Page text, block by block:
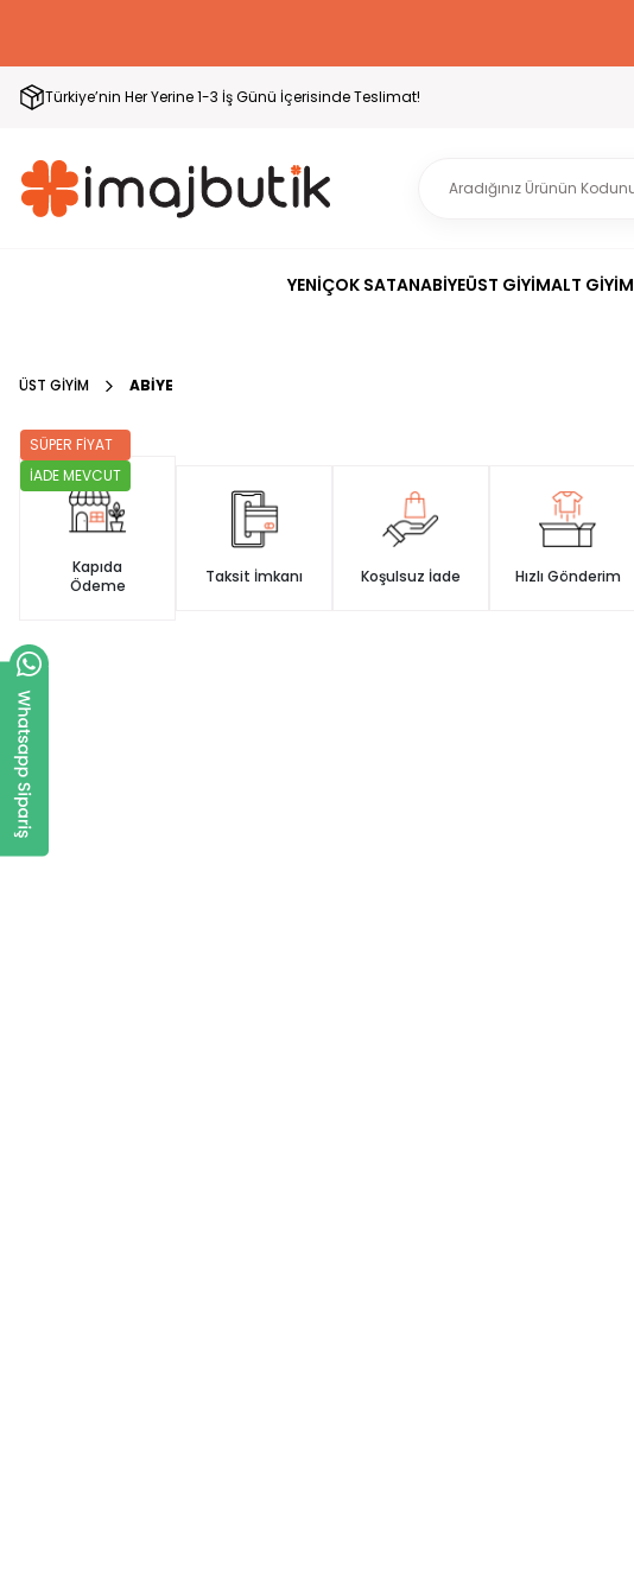
Türkiye’nin Her Yerine 1-3 İş Günü İçerisinde Teslimat!
YENİÇOK SATANABİYEÜST GİYİMALT GİYİM
ÜST GİYİM ABİYE
SÜPER FİYAT
İADE MEVCUT
Kapıda
Ödeme
Taksit İmkanı Koşulsuz İade Hızlı Gönderim